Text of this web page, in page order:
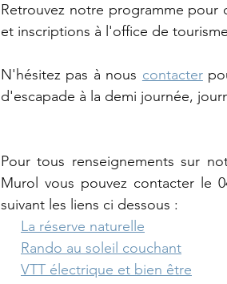
Retrouvez notre programme pour
et inscriptions à l'office de
N'hésitez pas à nous contacter
d'escapade à la demi journée,
Pour tous renseignements sur
Murol vous pouvez contacter le
suivant les liens ci dessous :
La réserve naturelle
Rando au soleil couchant
VTT électrique et bien être